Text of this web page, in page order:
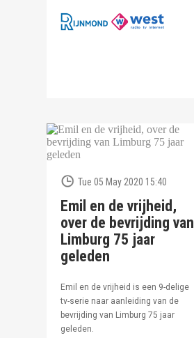
Tue 05 May 2020 15:40
Emil en de vrijheid,
over de bevrijding van
Limburg 75 jaar
geleden
Emil en de vrijheid is een 9-delige
tv-serie naar aanleiding van de
bevrijding van Limburg 75 jaar
geleden.